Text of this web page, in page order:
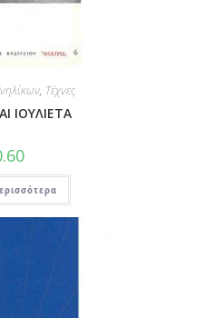
, Τέχνες
ΙΟΥΛΙΕΤΑ